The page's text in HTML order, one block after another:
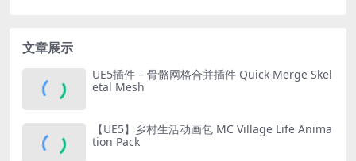
文章展示
UE5插件 – 骨骼网格合并插件 Quick Merge Skel
etal Mesh
【UE5】乡村生活动画包 MC Village Life Anima
tion Pack